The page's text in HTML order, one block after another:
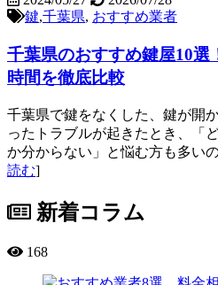
鍵,千葉県, おすすめ業者
千葉県のおすすめ鍵屋10選
時間を徹底比較
千葉県で鍵をなくした、鍵が開
ったトラブルが起きたとき、「
か分からない」と悩む方も多い
読む]
新着コラム
168